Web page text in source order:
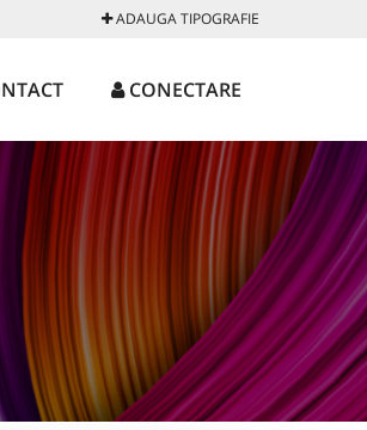
ADAUGA TIPOGRAFIE
CONECTARE